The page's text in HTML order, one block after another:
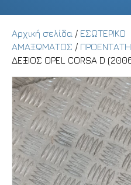
Αρχική σελίδα / ΕΣΩΤΕΡΙΚΟ
ΑΜΑΞΩΜΑΤΟΣ /
ΔΕΞΙΟΣ OPEL CORSA D